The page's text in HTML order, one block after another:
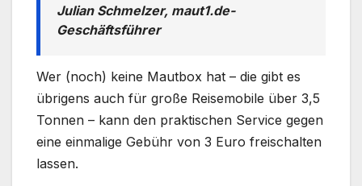
Julian Schmelzer, maut1.de-
Geschäftsführer
Wer (noch) keine Mautbox hat – die gibt es
übrigens auch für große Reisemobile über 3,5
Tonnen – kann den praktischen Service gegen
eine einmalige Gebühr von 3 Euro freischalten
lassen.